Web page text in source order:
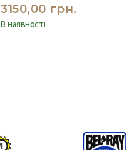
3150,00 грн.
В наявності